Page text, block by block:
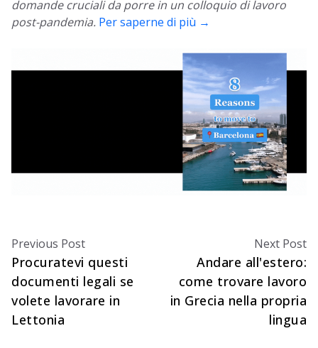
domande cruciali da porre in un colloquio di lavoro
post-pandemia. Per saperne di più →
Previous Post
Procuratevi questi
documenti legali se
volete lavorare in
Lettonia
Next Post
Andare all'estero:
come trovare lavoro
in Grecia nella propria
lingua